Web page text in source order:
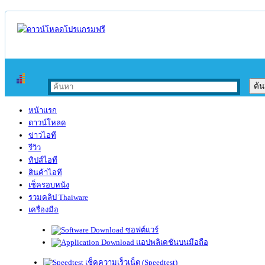
หน้าแรก
ดาวน์โหลด
ข่าวไอที
รีวิว
ทิปส์ไอที
สินค้าไอที
เช็ครอบหนัง
รวมคลิป Thaiware
เครื่องมือ
ซอฟต์แวร์
แอปพลิเคชันบนมือถือ
เช็คความเร็วเน็ต (Speedtest)